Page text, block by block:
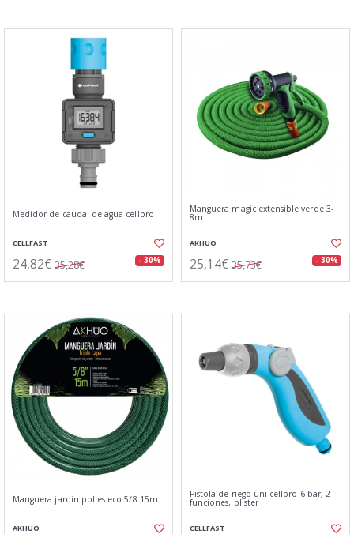
Medidor de caudal de agua cellpro
CELLFAST
24,82€ 35,28€ - 30%
Manguera magic extensible verde 3-
8m
AKHUO
25,14€ 35,73€ - 30%
Manguera jardin polies.eco 5/8 15m
AKHUO
Pistola de riego uni cellpro 6 bar, 2
funciones, blister
CELLFAST